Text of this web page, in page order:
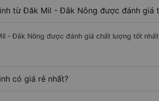
từ Đăk Mil - Đắk Nông được đánh giá
- Đắk Nông được đánh giá chất lượng tốt
có giá rẻ nhất?